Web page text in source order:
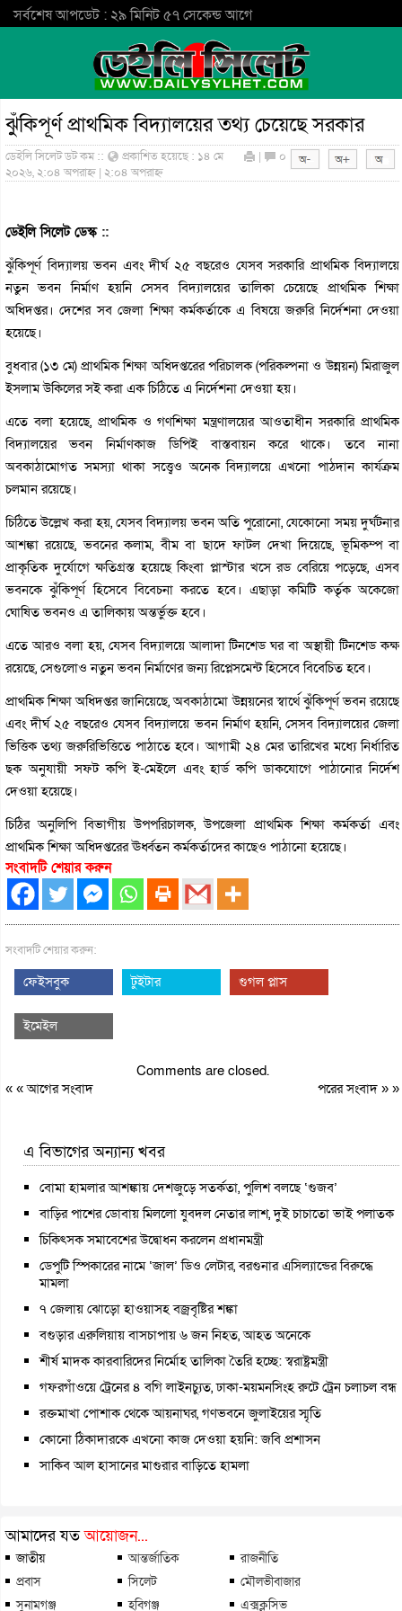
সর্বশেষ আপডেট : ২৯ মিনিট ৫৭ সেকেন্ড আগে
ঝুঁকিপূর্ণ প্রাথমিক বিদ্যালয়ের তথ্য চেয়েছে সরকার
ডেইলি সিলেট ডট কম ::
প্রকাশিত হয়েছে : ১৪ মে
২০২৬, ২:০৪ অপরাহ্ন | ২:০৪ অপরাহ্ন
| ০
ডেইলি সিলেট ডেস্ক ::
ঝুঁকিপূর্ণ বিদ্যালয় ভবন এবং দীর্ঘ ২৫ বছরেও যেসব সরকারি প্রাথমিক বিদ্যালয়ে
নতুন ভবন নির্মাণ হয়নি সেসব বিদ্যালয়ের তালিকা চেয়েছে প্রাথমিক শিক্ষা
অধিদপ্তর। দেশের সব জেলা শিক্ষা কর্মকর্তাকে এ বিষয়ে জরুরি নির্দেশনা দেওয়া
হয়েছে।
বুধবার (১৩ মে) প্রাথমিক শিক্ষা অধিদপ্তরের পরিচালক (পরিকল্পনা ও উন্নয়ন) মিরাজুল
ইসলাম উকিলের সই করা এক চিঠিতে এ নির্দেশনা দেওয়া হয়।
এতে বলা হয়েছে, প্রাথমিক ও গণশিক্ষা মন্ত্রণালয়ের আওতাধীন সরকারি প্রাথমিক
বিদ্যালয়ের ভবন নির্মাণকাজ ডিপিই বাস্তবায়ন করে থাকে। তবে নানা
অবকাঠামোগত সমস্যা থাকা সত্ত্বেও অনেক বিদ্যালয়ে এখনো পাঠদান কার্যক্রম
চলমান রয়েছে।
চিঠিতে উল্লেখ করা হয়, যেসব বিদ্যালয় ভবন অতি পুরোনো, যেকোনো সময় দুর্ঘটনার
আশঙ্কা রয়েছে, ভবনের কলাম, বীম বা ছাদে ফাটল দেখা দিয়েছে, ভূমিকম্প বা
প্রাকৃতিক দুর্যোগে ক্ষতিগ্রস্ত হয়েছে কিংবা প্লাস্টার খসে রড বেরিয়ে পড়েছে, এসব
ভবনকে ঝুঁকিপূর্ণ হিসেবে বিবেচনা করতে হবে। এছাড়া কমিটি কর্তৃক অকেজো
ঘোষিত ভবনও এ তালিকায় অন্তর্ভুক্ত হবে।
এতে আরও বলা হয়, যেসব বিদ্যালয়ে আলাদা টিনশেড ঘর বা অস্থায়ী টিনশেড কক্ষ
রয়েছে, সেগুলোও নতুন ভবন নির্মাণের জন্য রিপ্লেসমেন্ট হিসেবে বিবেচিত হবে।
প্রাথমিক শিক্ষা অধিদপ্তর জানিয়েছে, অবকাঠামো উন্নয়নের স্বার্থে ঝুঁকিপূর্ণ ভবন রয়েছে
এবং দীর্ঘ ২৫ বছরেও যেসব বিদ্যালয়ে ভবন নির্মাণ হয়নি, সেসব বিদ্যালয়ের জেলা
ভিত্তিক তথ্য জরুরিভিত্তিতে পাঠাতে হবে। আগামী ২৪ মের তারিখের মধ্যে নির্ধারিত
ছক অনুযায়ী সফট কপি ই-মেইলে এবং হার্ড কপি ডাকযোগে পাঠানোর নির্দেশ
দেওয়া হয়েছে।
চিঠির অনুলিপি বিভাগীয় উপপরিচালক, উপজেলা প্রাথমিক শিক্ষা কর্মকর্তা এবং
প্রাথমিক শিক্ষা অধিদপ্তরের ঊর্ধ্বতন কর্মকর্তাদের কাছেও পাঠানো হয়েছে।
সংবাদটি শেয়ার করুন
সংবাদটি শেয়ার করুন:
ফেইসবুক টুইটার গুগল প্লাস
ইমেইল
Comments are closed.
« «আগের সংবাদ পরের সংবাদ» »
এ বিভাগের অন্যান্য খবর
বোমা হামলার আশঙ্কায় দেশজুড়ে সতর্কতা, পুলিশ বলছে ‘গুজব’
বাড়ির পাশের ডোবায় মিললো যুবদল নেতার লাশ, দুই চাচাতো ভাই পলাতক
চিকিৎসক সমাবেশের উদ্বোধন করলেন প্রধানমন্ত্রী
ডেপুটি স্পিকারের নামে ‘জাল’ ডিও লেটার, বরগুনার এসিল্যান্ডের বিরুদ্ধে
মামলা
৭ জেলায় ঝোড়ো হাওয়াসহ বজ্রবৃষ্টির শঙ্কা
বগুড়ার এরুলিয়ায় বাসচাপায় ৬ জন নিহত, আহত অনেকে
শীর্ষ মাদক কারবারিদের নির্মোহ তালিকা তৈরি হচ্ছে: স্বরাষ্ট্রমন্ত্রী
গফরগাঁওয়ে ট্রেনের ৪ বগি লাইনচ্যুত, ঢাকা-ময়মনসিংহ রুটে ট্রেন চলাচল বন্ধ
রক্তমাখা পোশাক থেকে আয়নাঘর, গণভবনে জুলাইয়ের স্মৃতি
কোনো ঠিকাদারকে এখনো কাজ দেওয়া হয়নি: জবি প্রশাসন
সাকিব আল হাসানের মাগুরার বাড়িতে হামলা
আমাদের যতআয়োজন...
জাতীয় আন্তর্জাতিক
রাজনীতি
প্রবাস
সিলেট
মৌলভীবাজার
সুনামগঞ্জ
হবিগঞ্জ এক্সক্লুসিভ